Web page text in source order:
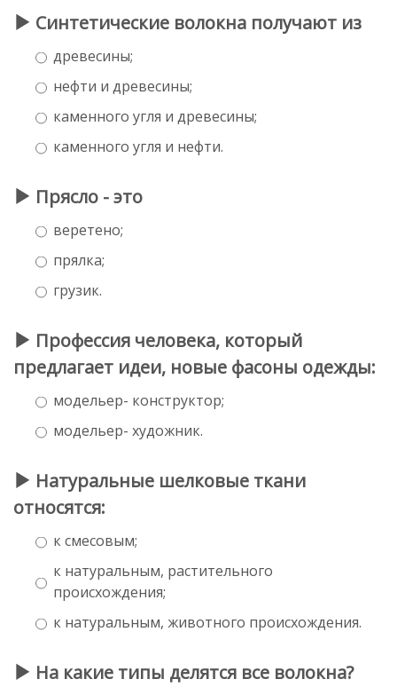
Синтетические волокна получают из
древесины;
нефти и древесины;
каменного угля и древесины;
каменного угля и нефти.
Прясло - это
веретено;
прялка;
грузик.
Профессия человека, который
предлагает идеи, новые фасоны одежды:
модельер- конструктор;
модельер- художник.
Натуральные шелковые ткани
относятся:
к смесовым;
к натуральным, растительного
происхождения;
к натуральным, животного происхождения.
На какие типы делятся все волокна?